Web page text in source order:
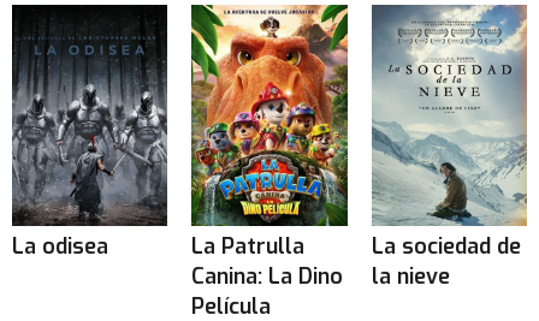
La odisea
La Patrulla
Canina: La Dino
Película
La sociedad de
la nieve